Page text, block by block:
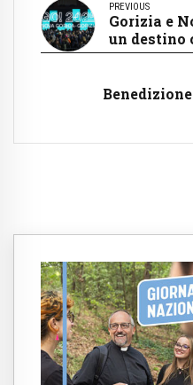
PREVIOUS
Gorizia e
un destino